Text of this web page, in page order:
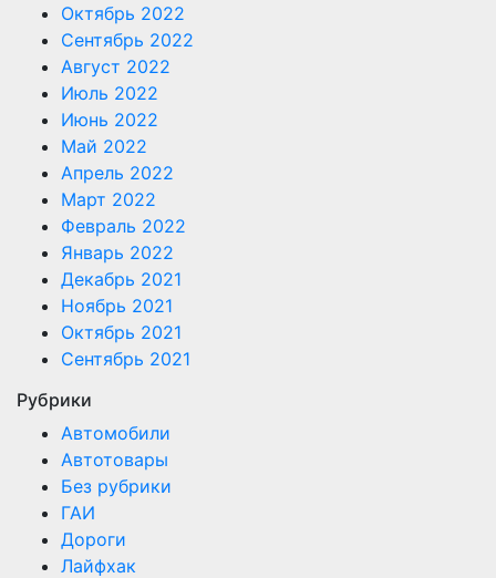
Октябрь 2022
Сентябрь 2022
Август 2022
Июль 2022
Июнь 2022
Май 2022
Апрель 2022
Март 2022
Февраль 2022
Январь 2022
Декабрь 2021
Ноябрь 2021
Октябрь 2021
Сентябрь 2021
Рубрики
Автомобили
Автотовары
Без рубрики
ГАИ
Дороги
Лайфхак